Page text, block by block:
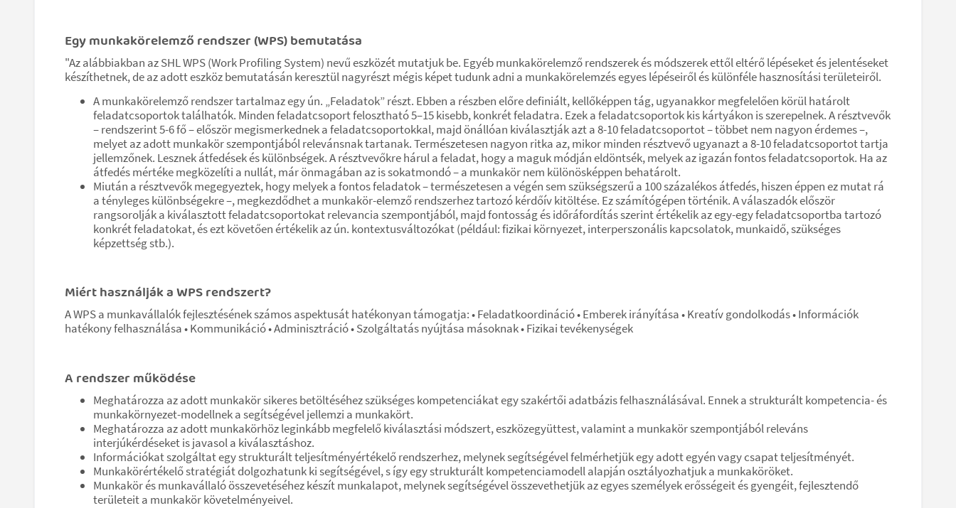
Egy munkakörelemző rendszer (WPS) bemutatása
"Az alábbiakban az SHL WPS (Work Profiling System) nevű eszközét mutatjuk be. Egyéb munkakörelemző rendszerek és módszerek ettől eltérő lépéseket és jelentéseket
készíthetnek, de az adott eszköz bemutatásán keresztül nagyrészt mégis képet tudunk adni a munkakörelemzés egyes lépéseiről és különféle hasznosítási területeiről.
A munkakörelemző rendszer tartalmaz egy ún. „Feladatok” részt. Ebben a részben előre definiált, kellőképpen tág, ugyanakkor megfelelően körül határolt
feladatcsoportok találhatók. Minden feladatcsoport felosztható 5–15 kisebb, konkrét feladatra. Ezek a feladatcsoportok kis kártyákon is szerepelnek. A résztvevők
– rendszerint 5-6 fő – először megismerkednek a feladatcsoportokkal, majd önállóan kiválasztják azt a 8-10 feladatcsoportot – többet nem nagyon érdemes –,
melyet az adott munkakör szempontjából relevánsnak tartanak. Természetesen nagyon ritka az, mikor minden résztvevő ugyanazt a 8-10 feladatcsoportot tartja
jellemzőnek. Lesznek átfedések és különbségek. A résztvevőkre hárul a feladat, hogy a maguk módján eldöntsék, melyek az igazán fontos feladatcsoportok. Ha az
átfedés mértéke megközelíti a nullát, már önmagában az is sokatmondó – a munkakör nem különösképpen behatárolt.
Miután a résztvevők megegyeztek, hogy melyek a fontos feladatok – természetesen a végén sem szükségszerű a 100 százalékos átfedés, hiszen éppen ez mutat rá
a tényleges különbségekre –, megkezdődhet a munkakör-elemző rendszerhez tartozó kérdőív kitöltése. Ez számítógépen történik. A válaszadók először
rangsorolják a kiválasztott feladatcsoportokat relevancia szempontjából, majd fontosság és időráfordítás szerint értékelik az egy-egy feladatcsoportba tartozó
konkrét feladatokat, és ezt követően értékelik az ún. kontextusváltozókat (például: fizikai környezet, interperszonális kapcsolatok, munkaidő, szükséges
képzettség stb.).
Miért használják a WPS rendszert?
A WPS a munkavállalók fejlesztésének számos aspektusát hatékonyan támogatja: • Feladatkoordináció • Emberek irányítása • Kreatív gondolkodás • Információk
hatékony felhasználása • Kommunikáció • Adminisztráció • Szolgáltatás nyújtása másoknak • Fizikai tevékenységek
A rendszer működése
Meghatározza az adott munkakör sikeres betöltéséhez szükséges kompetenciákat egy szakértői adatbázis felhasználásával. Ennek a strukturált kompetencia- és
munkakörnyezet-modellnek a segítségével jellemzi a munkakört.
Meghatározza az adott munkakörhöz leginkább megfelelő kiválasztási módszert, eszközegyüttest, valamint a munkakör szempontjából releváns
interjúkérdéseket is javasol a kiválasztáshoz.
Információkat szolgáltat egy strukturált teljesítményértékelő rendszerhez, melynek segítségével felmérhetjük egy adott egyén vagy csapat teljesítményét.
Munkakörértékelő stratégiát dolgozhatunk ki segítségével, s így egy strukturált kompetenciamodell alapján osztályozhatjuk a munkaköröket.
Munkakör és munkavállaló összevetéséhez készít munkalapot, melynek segítségével összevethetjük az egyes személyek erősségeit és gyengéit, fejlesztendő
területeit a munkakör követelményeivel.